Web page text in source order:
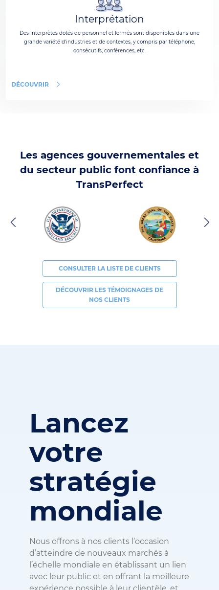
Interprétation
Des interprètes dotés de personnel et formés sont disponibles dans une
grande variété d'industries et de contextes, y compris par téléphone,
consécutifs, conférences, etc.
DÉCOUVRIR
Les agences gouvernementales et
du secteur public font confiance à
TransPerfect
CONSULTER LA LISTE DE CLIENTS
DÉCOUVRIR LES TÉMOIGNAGES DE
NOS CLIENTS
Lancez
votre
stratégie
mondiale
Nous offrons à nos clients l’occasion
d’atteindre de nouveaux marchés à
l’échelle mondiale en établissant un lien
avec leur public et en offrant la meilleure
expérience possible à leur clientèle, et